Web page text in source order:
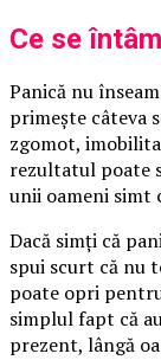
Ce se
Panică nu
primește câteva
zgomot,
rezultatul poate
unii oameni simt
Dacă simți că
spui scurt că nu
poate opri
simplul fapt că
prezent, lângă